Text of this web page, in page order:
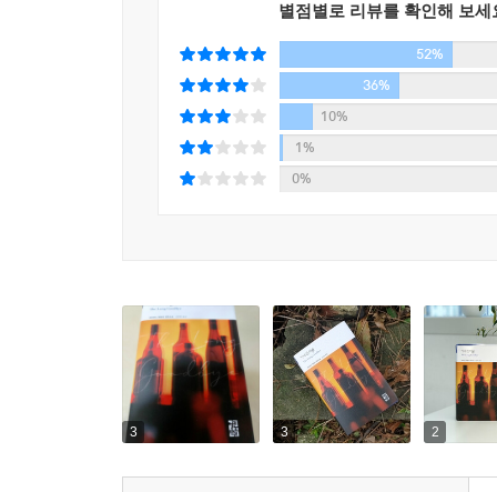
신실하게 우정을 지켜 가는 모습이 은근한 감동
단독자]의 형상은 필립 말로가 오랫동안 하드보
[말로도 늙어 가고, 독자들도 나이를 먹어 간
부자들의 허영과 기만을 부러워하지 않고, 어
누군가와 가정을 꾸려서 뒤늦게라도 [남들처럼]
이 강인하고 결벽증적인 남자의 뒷모습에 바치는
- [선데이 타임스]
챈들러는 다른 종류의 탐정을 탄생시켰다.
- [더 타임스]
챈들러는 첫 문장부터 독자의 마음을 사로잡는 작
- [데일리 텔리그래프]
별점별로 리뷰를 확인해 보세
52%
36%
10%
1%
0%
3 3 2